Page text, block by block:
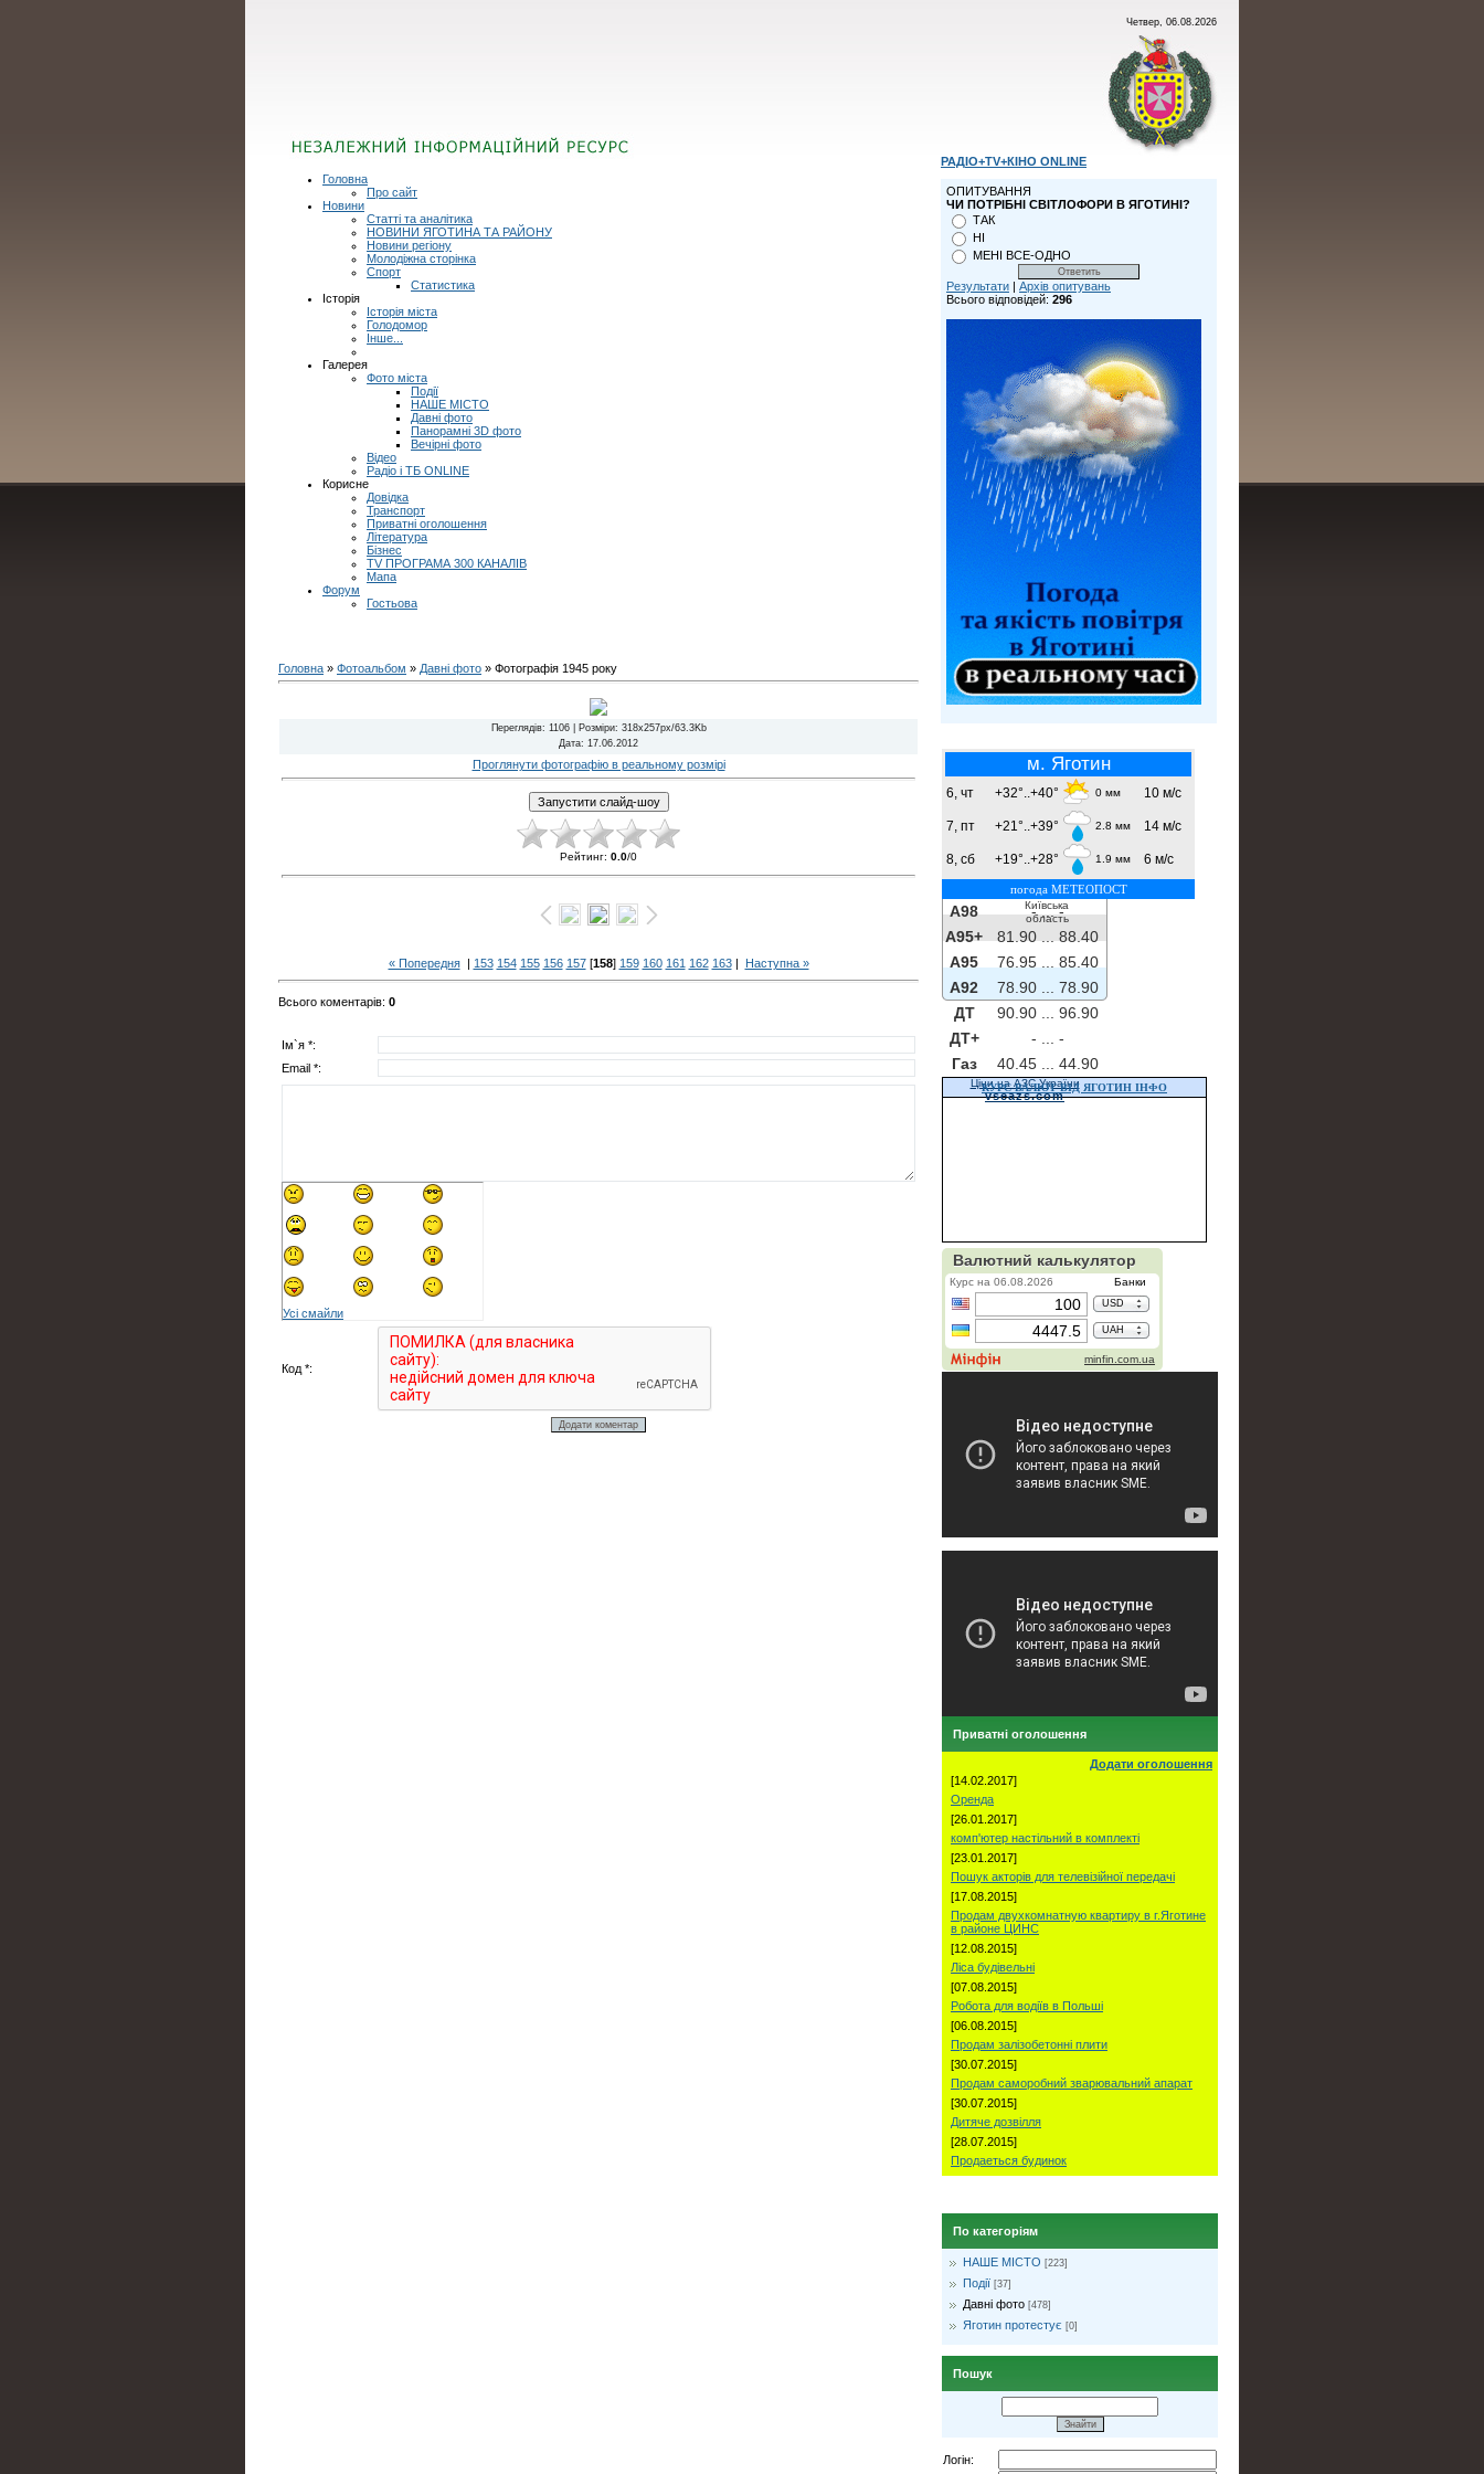
Четвер, 06.08.2026
Головна
Про сайт
Новини
Статті та аналітика
НОВИНИ ЯГОТИНА ТА РАЙОНУ
Новини регіону
Молодіжна сторінка
Спорт
Статистика
Історія
Історія міста
Голодомор
Інше...
Галерея
Фото міста
Події
НАШЕ МІСТО
Давні фото
Панорамні 3D фото
Вечірні фото
Відео
Радіо і ТБ ONLINE
Корисне
Довідка
Транспорт
Приватні оголошення
Література
Бізнес
TV ПРОГРАМА 300 КАНАЛІВ
Мапа
Форум
Гостьова
Головна » Фотоальбом » Давні фото » Фотографія 1945 року
Переглядів: 1106 | Розміри: 318x257px/63.3Kb
Дата: 17.06.2012
Проглянути фотографію в реальному розмірі
Рейтинг: 0.0/0
« Попередня| 153 154 155 156 157[158] 159 160 161 162 163| Наступна »
Всього коментарів: 0
Ім`я *:
Email *:
Усі смайли
Код *:
РАДІО+TV+КІНО ONLINE
ОПИТУВАННЯ
ЧИ ПОТРІБНІ СВІТЛОФОРИ В ЯГОТИНІ?
ТАК
НІ
МЕНІ ВСЕ-ОДНО
Результати | Архів опитувань
Всього відповідей: 296
м. Яготин
6, чт +32°..+40° 0 мм 10 м/с
7, пт +21°..+39° 2.8 мм 14 м/с
8, сб +19°..+28° 1.9 мм 6 м/с
погода МЕТЕОПОСТ
Київська
область
A98 - ...-
A95+
81.90 ...
88.40
A95
76.95 ...
85.40
A92
78.90 ...
78.90
ДТ
90.90 ...
96.90
ДТ+
- ...
-
Газ
40.45 ... 44.90
Ціни на АЗС України
vseazs.com
КУРС ВАЛЮТ ВІД ЯГОТИН ІНФО
Приватні оголошення
Додати оголошення
[14.02.2017]
Оренда
[26.01.2017]
комп'ютер настільний в комплекті
[23.01.2017]
Пошук акторів для телевізійної передачі
[17.08.2015]
Продам двухкомнатную квартиру в г.Яготине
в районе ЦИНС
[12.08.2015]
Ліса будівельні
[07.08.2015]
Робота для водіїв в Польші
[06.08.2015]
Продам залізобетонні плити
[30.07.2015]
Продам саморобний зварювальний апарат
[30.07.2015]
Дитяче дозвілля
[28.07.2015]
Продаеться будинок
По категоріям
НАШЕ МІСТО [223]
Події [37]
Давні фото [478]
Яготин протестує [0]
Пошук
Логін: